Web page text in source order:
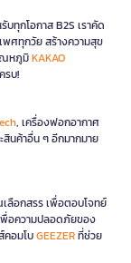
ทุกโอกาส B2S เราคัด
พศทุกวัย สร้างความสุข
ณหภูมิKAKAO
รบ!
, เครื่องฟอกอากาศ
สินค้าอื่น ๆ อีกมากมาย
อกสรร เพื่อตอบโจทย์
พื่อความปลอดภัยของ
คอมโบGEEZERที่ช่วย